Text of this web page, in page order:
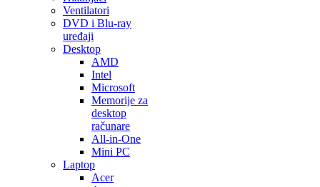
Ventilatori
DVD i Blu-ray
uređaji
Desktop
AMD
Intel
Microsoft
Memorije za
desktop
računare
All-in-One
Mini PC
Laptop
Acer